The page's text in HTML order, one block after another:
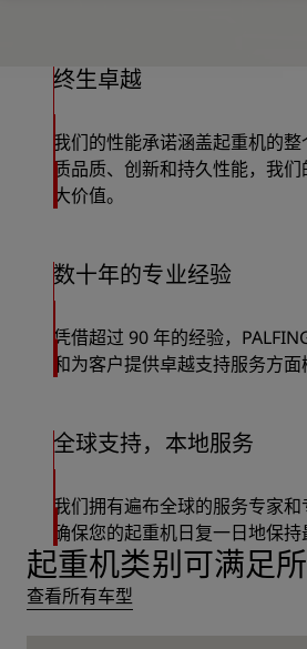
终生卓越
我们的性能承诺涵盖起重机的
质品质、创新和持久性能，我
大价值。
数十年的专业经验
凭借超过 90 年的经验，
和为客户提供卓越支持服务方面
全球支持，本地服务
我们拥有遍布全球的服务专家
确保您的起重机日复一日地保持
起重机类别可满足所
查看所有车型